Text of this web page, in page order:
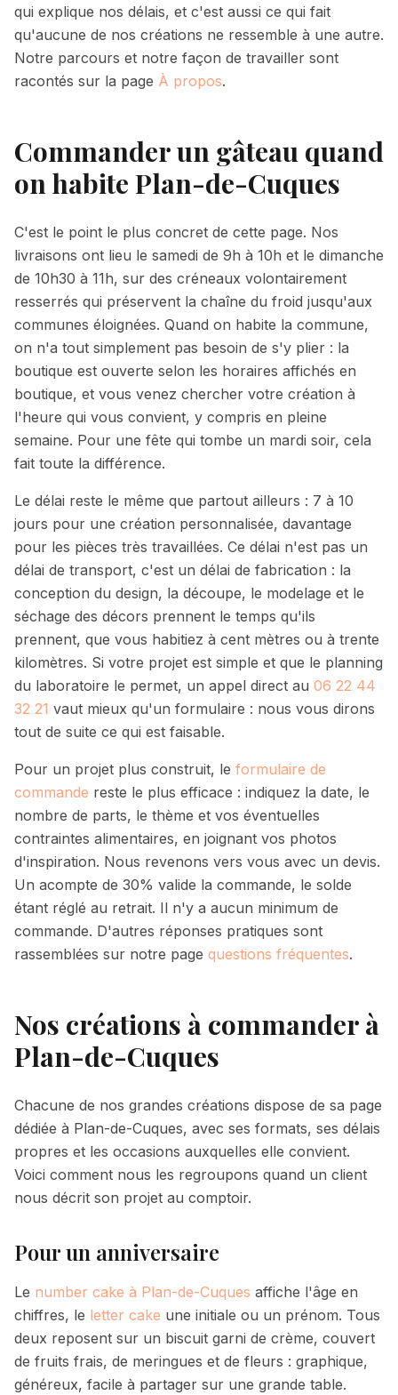
qui explique nos délais, et c'est aussi ce qui fait
qu'aucune de nos créations ne ressemble à une autre.
Notre parcours et notre façon de travailler sont
racontés sur la page À propos.
Commander un gâteau quand
on habite Plan-de-Cuques
C'est le point le plus concret de cette page. Nos
livraisons ont lieu le samedi de 9h à 10h et le dimanche
de 10h30 à 11h, sur des créneaux volontairement
resserrés qui préservent la chaîne du froid jusqu'aux
communes éloignées. Quand on habite la commune,
on n'a tout simplement pas besoin de s'y plier : la
boutique est ouverte selon les horaires affichés en
boutique, et vous venez chercher votre création à
l'heure qui vous convient, y compris en pleine
semaine. Pour une fête qui tombe un mardi soir, cela
fait toute la différence.
Le délai reste le même que partout ailleurs : 7 à 10
jours pour une création personnalisée, davantage
pour les pièces très travaillées. Ce délai n'est pas un
délai de transport, c'est un délai de fabrication : la
conception du design, la découpe, le modelage et le
séchage des décors prennent le temps qu'ils
prennent, que vous habitiez à cent mètres ou à trente
kilomètres. Si votre projet est simple et que le planning
du laboratoire le permet, un appel direct au 06 22 44
32 21 vaut mieux qu'un formulaire : nous vous dirons
tout de suite ce qui est faisable.
Pour un projet plus construit, le formulaire de
commande reste le plus efficace : indiquez la date, le
nombre de parts, le thème et vos éventuelles
contraintes alimentaires, en joignant vos photos
d'inspiration. Nous revenons vers vous avec un devis.
Un acompte de 30% valide la commande, le solde
étant réglé au retrait. Il n'y a aucun minimum de
commande. D'autres réponses pratiques sont
rassemblées sur notre page questions fréquentes.
Nos créations à commander à
Plan-de-Cuques
Chacune de nos grandes créations dispose de sa page
dédiée à Plan-de-Cuques, avec ses formats, ses délais
propres et les occasions auxquelles elle convient.
Voici comment nous les regroupons quand un client
nous décrit son projet au comptoir.
Pour un anniversaire
Le number cake à Plan-de-Cuques affiche l'âge en
chiffres, le letter cake une initiale ou un prénom. Tous
deux reposent sur un biscuit garni de crème, couvert
de fruits frais, de meringues et de fleurs : graphique,
généreux, facile à partager sur une grande table.